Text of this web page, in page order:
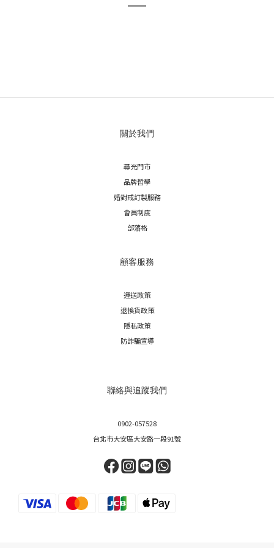
關於我們
尋光門市
品牌哲學
婚對戒訂製服務
會員制度
部落格
顧客服務
運送政策
退換貨政策
隱私政策
防詐騙宣導
聯絡與追蹤我們
0902-057528
台北市大安區大安路一段91號